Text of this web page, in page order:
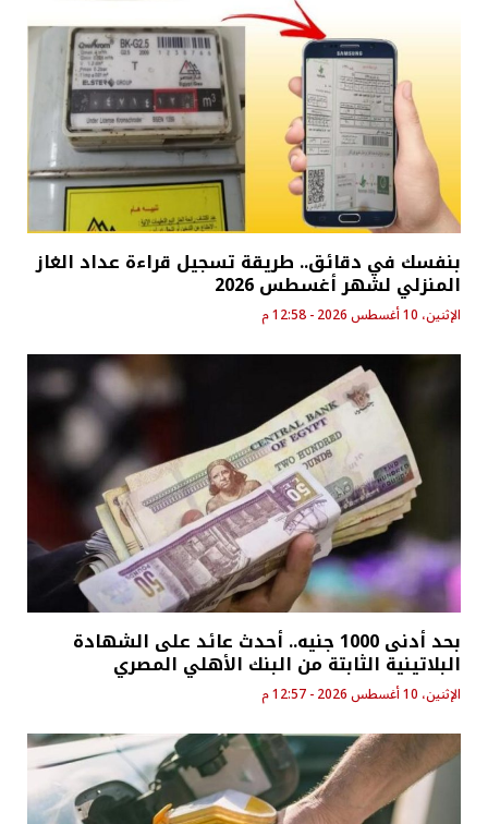
بنفسك في دقائق.. طريقة تسجيل قراءة عداد الغاز
المنزلي لشهر أغسطس 2026
الإثنين، 10 أغسطس 2026 - 12:58 م
بحد أدنى 1000 جنيه.. أحدث عائد على الشهادة
البلاتينية الثابتة من البنك الأهلي المصري
الإثنين، 10 أغسطس 2026 - 12:57 م